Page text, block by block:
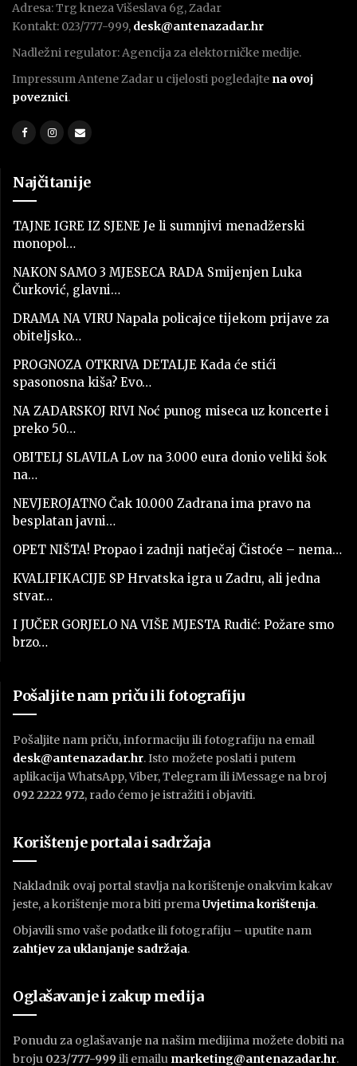
Adresa: Trg kneza Višeslava 6g, Zadar
Kontakt: 023/777-999, desk@antenazadar.hr
Nadležni regulator: Agencija za elektorničke medije.
Impressum Antene Zadar u cijelosti pogledajte na ovoj
poveznici.
Najčitanije
TAJNE IGRE IZ SJENE Je li sumnjivi menadžerski
monopol…
NAKON SAMO 3 MJESECA RADA Smijenjen Luka
Čurković, glavni…
DRAMA NA VIRU Napala policajce tijekom prijave za
obiteljsko…
PROGNOZA OTKRIVA DETALJE Kada će stići
spasonosna kiša? Evo…
NA ZADARSKOJ RIVI Noć punog miseca uz koncerte i
preko 50…
OBITELJ SLAVILA Lov na 3.000 eura donio veliki šok
na…
NEVJEROJATNO Čak 10.000 Zadrana ima pravo na
besplatan javni…
OPET NIŠTA! Propao i zadnji natječaj Čistoće – nema…
KVALIFIKACIJE SP Hrvatska igra u Zadru, ali jedna
stvar…
I JUČER GORJELO NA VIŠE MJESTA Rudić: Požare smo
brzo…
Pošaljite nam priču ili fotografiju
Pošaljite nam priču, informaciju ili fotografiju na email
desk@antenazadar.hr. Isto možete poslati i putem
aplikacija WhatsApp, Viber, Telegram ili iMessage na broj
092 2222 972, rado ćemo je istražiti i objaviti.
Korištenje portala i sadržaja
Nakladnik ovaj portal stavlja na korištenje onakvim kakav
jeste, a korištenje mora biti premaUvjetima korištenja.
Objavili smo vaše podatke ili fotografiju – uputite nam
zahtjev za uklanjanje sadržaja.
Oglašavanje i zakup medija
Ponudu za oglašavanje na našim medijima možete dobiti na
broju 023/777-999 ili emailu marketing@antenazadar.hr.